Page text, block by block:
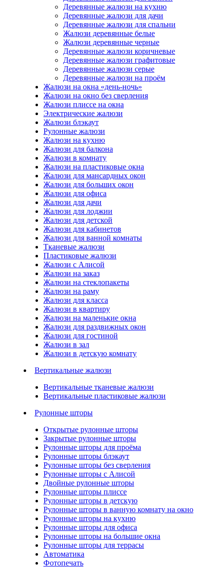
Деревянные жалюзи на кухню
Деревянные жалюзи для дачи
Деревянные жалюзи для спальни
Жалюзи деревянные белые
Жалюзи деревянные черные
Деревянные жалюзи коричневые
Деревянные жалюзи графитовые
Деревянные жалюзи серые
Деревянные жалюзи на проём
Жалюзи на окна «день-ночь»
Жалюзи на окно без сверления
Жалюзи плиссе на окна
Электрические жалюзи
Жалюзи блэкаут
Рулонные жалюзи
Жалюзи на кухню
Жалюзи для балкона
Жалюзи в комнату
Жалюзи на пластиковые окна
Жалюзи для мансардных окон
Жалюзи для больших окон
Жалюзи для офиса
Жалюзи для дачи
Жалюзи для лоджии
Жалюзи для детской
Жалюзи для кабинетов
Жалюзи для ванной комнаты
Тканевые жалюзи
Пластиковые жалюзи
Жалюзи с Алисой
Жалюзи на заказ
Жалюзи на стеклопакеты
Жалюзи на раму
Жалюзи для класса
Жалюзи в квартиру
Жалюзи на маленькие окна
Жалюзи для раздвижных окон
Жалюзи для гостиной
Жалюзи в зал
Жалюзи в детскую комнату
Вертикальные жалюзи
Вертикальные тканевые жалюзи
Вертикальные пластиковые жалюзи
Рулонные шторы
Открытые рулонные шторы
Закрытые рулонные шторы
Рулонные шторы для проёма
Рулонные шторы блэкаут
Рулонные шторы без сверления
Рулонные шторы с Алисой
Двойные рулонные шторы
Рулонные шторы плиссе
Рулонные шторы в детскую
Рулонные шторы в ванную комнату на окно
Рулонные шторы на кухню
Рулонные шторы для офиса
Рулонные шторы на большие окна
Рулонные шторы для террасы
Автоматика
Фотопечать